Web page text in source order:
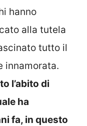
hanno
alla tutela
tutto il
innamorata.
l’abito di
ha
fa, in questo